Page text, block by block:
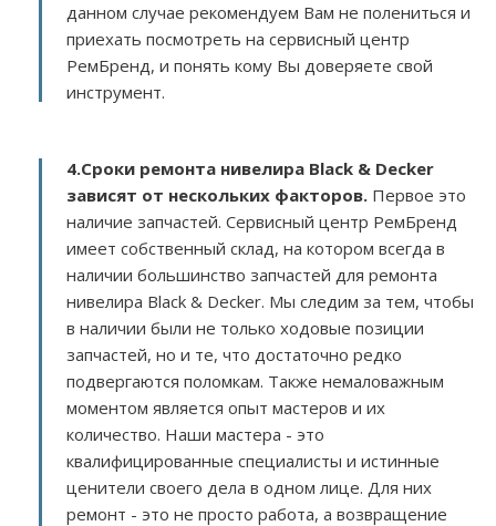
данном случае рекомендуем Вам не полениться и
приехать посмотреть на сервисный центр
РемБренд, и понять кому Вы доверяете свой
инструмент.
4.Сроки ремонта нивелира Black & Decker
зависят от нескольких факторов. Первое это
наличие запчастей. Сервисный центр РемБренд
имеет собственный склад, на котором всегда в
наличии большинство запчастей для ремонта
нивелира Black & Decker. Мы следим за тем, чтобы
в наличии были не только ходовые позиции
запчастей, но и те, что достаточно редко
подвергаются поломкам. Также немаловажным
моментом является опыт мастеров и их
количество. Наши мастера - это
квалифицированные специалисты и истинные
ценители своего дела в одном лице. Для них
ремонт - это не просто работа, а возвращение